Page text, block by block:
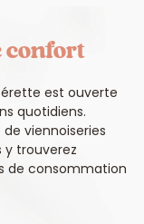
confort
est ouverte
quotidiens.
viennoiseries
y trouverez
de consommation